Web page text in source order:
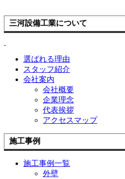
三河設備工業について
選ばれる理由
スタッフ紹介
会社案内
会社概要
企業理念
代表挨拶
アクセスマップ
施工事例
施工事例一覧
外壁